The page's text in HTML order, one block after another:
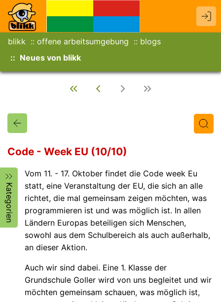
blikk offene arbeitsumgebung
blogs
Neues von blikk
Titel Text Autor/in
Code - Week EU (10/10)
Kategorien
Vom 11. - 17. Oktober findet die Code week Eu
statt, eine Veranstaltung der EU, die sich an alle
richtet, die mal gemeinsam zeigen möchten, was
programmieren ist und was möglich ist. In allen
Ländern Europas beteiligen sich Menschen,
sowohl aus dem Schulbereich als auch außerhalb,
an dieser Aktion.
Auch wir sind dabei. Eine 1. Klasse der
Grundschule Goller wird von uns begleitet und wir
möchten gemeinsam schauen, was möglich ist,